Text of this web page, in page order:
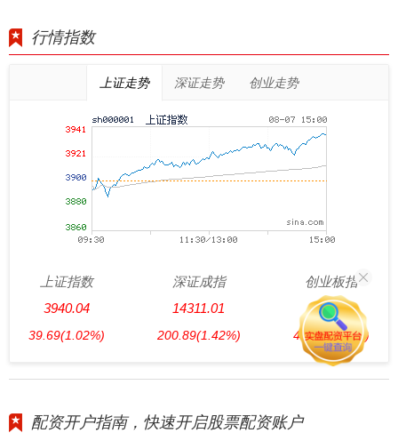
行情指数
上证走势 深证走势 创业走势
上证指数
3940.04
39.69(1.02%)
深证成指
14311.01
200.89(1.42%)
创业板指
3563.12
47.56(1.35%)
配资开户指南，快速开启股票配资账户